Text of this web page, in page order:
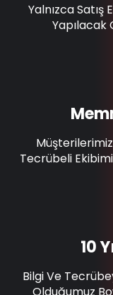
10
Bilgi Ve
Olduğumuz
Tecrübeli
Yalnızca Satış
Yapılacak